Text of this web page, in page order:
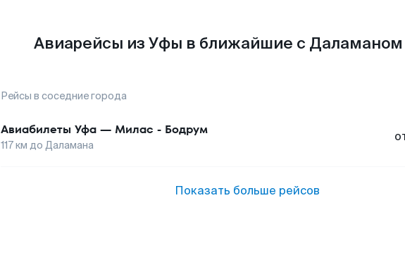
Авиарейсы из Уфы в ближайшие с Даламаном
Рейсы в соседние города
Авиабилеты Уфа — Милас - Бодрум
117км до Даламана
Показать больше рейсов